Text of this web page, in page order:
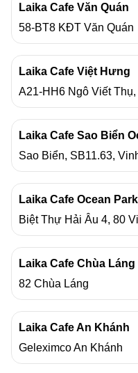
Laika Cafe Văn Quán
58-BT8 KĐT Văn Quán
Laika Cafe Việt Hưng
A21-HH6 Ngô Viết
Laika Cafe Sao Biển
Sao Biển, SB11.63,
Laika Cafe Ocean
Biệt Thự Hải Âu 4, 80
Laika Cafe Chùa Láng
82 Chùa Láng
Laika Cafe An Khánh
Geleximco An Khánh